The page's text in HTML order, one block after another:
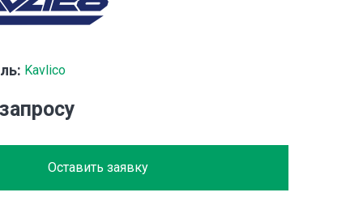
Kavlico
Оставить заявку